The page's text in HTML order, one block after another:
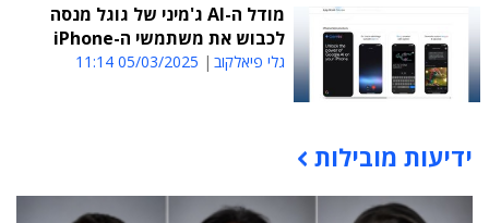
מודל ה-AI ג'מיני של גוגל מנסה
לכבוש את משתמשי ה-iPhone
גלי פיאלקוב 05/03/2025 11:14
תוכן פרסומי
ידיעות מובילות